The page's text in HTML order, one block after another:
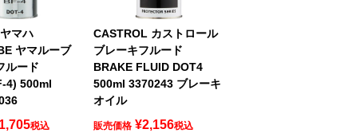
マハ
ヤマルーブ
ルード
4) 500ml
1,705税込
CASTROL カストロール
ブレーキフルード
BRAKE FLUID DOT4
500ml 3370243 ブレーキ
オイル
販売価格 ¥2,156税込